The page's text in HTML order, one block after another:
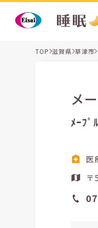
TOP 滋賀県 草津市
メ
ﾒｰﾌﾟ
医